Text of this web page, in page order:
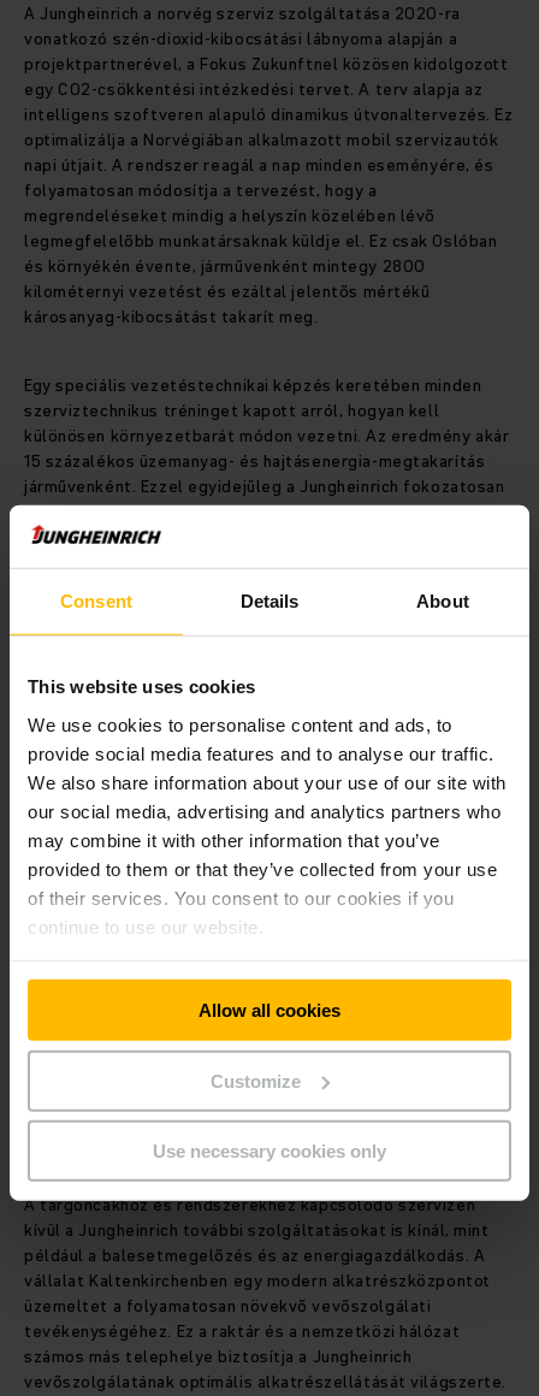
Consent Details About
This website uses cookies
We use cookies to personalise content and ads, to
provide social media features and to analyse our traffic.
We also share information about your use of our site with
our social media, advertising and analytics partners who
may combine it with other information that you’ve
provided to them or that they’ve collected from your use
of their services. You consent to our cookies if you
continue to use our website.
Allow all cookies
Customize
Use necessary cookies only
A Jungheinrich a norvég szerviz szolgáltatása 2020-ra
vonatkozó szén-dioxid-kibocsátási lábnyoma alapján a
projektpartnerével, a Fokus Zukunftnel közösen kidolgozott
egy CO2-csökkentési intézkedési tervet. A terv alapja az
intelligens szoftveren alapuló dinamikus útvonaltervezés. Ez
optimalizálja a Norvégiában alkalmazott mobil szervizautók
napi útjait. A rendszer reagál a nap minden eseményére, és
folyamatosan módosítja a tervezést, hogy a
megrendeléseket mindig a helyszín közelében lévő
legmegfelelőbb munkatársaknak küldje el. Ez csak Oslóban
és környékén évente, járművenként mintegy 2800
kilométernyi vezetést és ezáltal jelentős mértékű
károsanyag-kibocsátást takarít meg.
Egy speciális vezetéstechnikai képzés keretében minden
szerviztechnikus tréninget kapott arról, hogyan kell
különösen környezetbarát módon vezetni. Az eredmény akár
15 százalékos üzemanyag- és hajtásenergia-megtakarítás
járművenként. Ezzel egyidejűleg a Jungheinrich fokozatosan
átállítja norvégiai szervizparkját teljesen elektromos
szervizautókra, és folyamatosan dolgozik az autók
tömegének és hasznos teherbírásának optimalizálásán.
Mindazonáltal a vállalat egy fenntartható vízenergia-
kibocsátásokat. A csökkentési intézkedések folyamatos
elkerülhetetlen kibocsátások aránya is tovább csökken. A
norvégiai kísérleti projektet követően a hollandiai és az
egyesült királyságbeli szervizcsapatokat is átállítják a CO2-
semleges ügyfélszolgálatra. A fenntartható értékesítés
utáni szerviz kísérleti projekt hangsúlyozza a Jungheinrich
elkötelezettségét az éghajlatváltozás elleni küzdelem
mellett, és fontos mérföldkövet jelent a vállalatcsoport
klímasemlegesség elérésére irányuló célkitűzésében.
Világszerte 40 országban több mint 5700 szerviztechnikus
dolgozik a Jungheinrich targoncák, automatizált rendszerek
javításán. A nagy lefedettséget biztosító szervizhálózat
közvetlen helyszíni támogatást biztosít a Jungheinrich
ügyfelei számára, ez az alapja a rendkívül rövid
reakcióidőnek az állásidők minimalizálása érdekében. Ily
módon a szervizszolgáltatás jelentősen hozzájárul az
ügyfelek elégedettségéhez és a Jungheinrich minőségéhez.
A targoncákhoz és rendszerekhez kapcsolódó szervizen
kívül a Jungheinrich további szolgáltatásokat is kínál, mint
például a balesetmegelőzés és az energiagazdálkodás. A
vállalat Kaltenkirchenben egy modern alkatrészközpontot
üzemeltet a folyamatosan növekvő vevőszolgálati
tevékenységéhez. Ez a raktár és a nemzetközi hálózat
számos más telephelye biztosítja a Jungheinrich
vevőszolgálatának optimális alkatrészellátását világszerte.